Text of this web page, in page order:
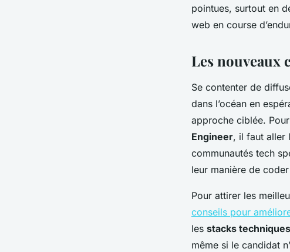
pointues, surtout en
web en course
Les nouveaux
Se contenter de
dans l’océan en
approche ciblée.
Engineer, il faut aller
communautés tech
leur manière de
Pour attirer les
conseils pour
les stacks techniques
même si le candidat